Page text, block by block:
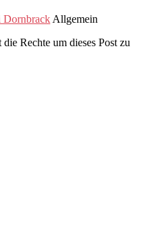
Dornbrack Allgemein
Rechte um dieses Post zu